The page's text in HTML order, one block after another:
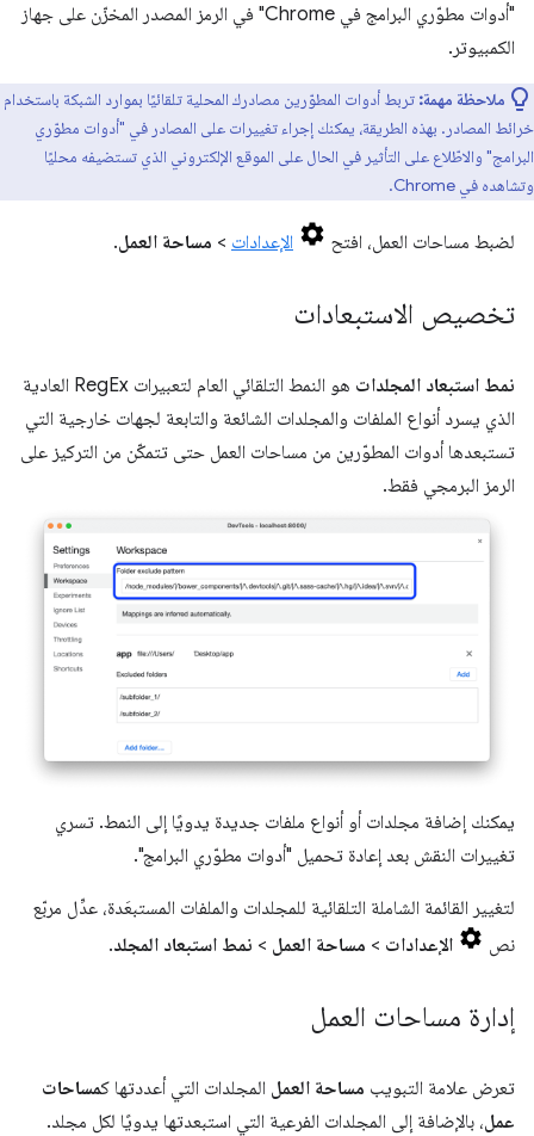
"أدوات مطوّري البرامج في Chrome" في الرمز المصدر المخزّن على جهاز
الكمبيوتر.
ملاحظة مهمة: تربط أدوات المطوّرين مصادرك المحلية تلقائيًا بموارد الشبكة باستخدام
خرائط المصادر. بهذه الطريقة، يمكنك إجراء تغييرات على المصادر في "أدوات مطوّري
البرامج" والاطّلاع على التأثير في الحال على الموقع الإلكتروني الذي تستضيفه محليًا
وتشاهده في Chrome.
لضبط مساحات العمل، افتح الإعدادات > مساحة العمل.
تخصيص الاستبعادات
نمط استبعاد المجلدات
هو النمط التلقائي العام لتعبيرات RegEx العادية
الذي يسرد أنواع الملفات والمجلدات الشائعة والتابعة لجهات خارجية التي
تستبعدها أدوات المطوّرين من مساحات العمل حتى تتمكّن من التركيز على
الرمز البرمجي فقط.
يمكنك إضافة مجلدات أو أنواع ملفات جديدة يدويًا إلى النمط. تسري
تغييرات النقش بعد إعادة تحميل "أدوات مطوّري البرامج".
لتغيير القائمة الشاملة التلقائية للمجلدات والملفات المستبعَدة، عدِّل مربّع
نص
الإعدادات > مساحة العمل > نمط استبعاد المجلد.
إدارة مساحات العمل
تعرض علامة التبويب مساحة العمل المجلدات التي أعددتها كمساحات
عمل، بالإضافة إلى المجلدات الفرعية التي استبعدتها يدويًا لكل مجلد.